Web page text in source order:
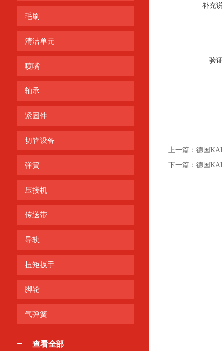
毛刷
清洁单元
喷嘴
轴承
紧固件
切管设备
弹簧
压接机
传送带
导轨
扭矩扳手
脚轮
气弹簧
查看全部
补充
验
上一篇： 德国
下一篇： 德国